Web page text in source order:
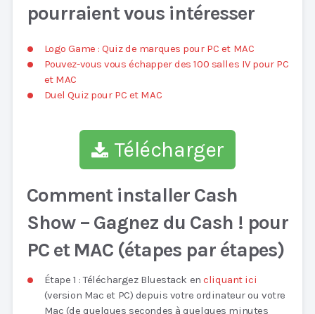
pourraient vous intéresser
Logo Game : Quiz de marques pour PC et MAC
Pouvez-vous vous échapper des 100 salles IV pour PC
et MAC
Duel Quiz pour PC et MAC
Télécharger
Comment installer Cash
Show – Gagnez du Cash ! pour
PC et MAC (étapes par étapes)
Étape 1 : Téléchargez Bluestack encliquant ici
(version Mac et PC) depuis votre ordinateur ou votre
Mac (de quelques secondes à quelques minutes